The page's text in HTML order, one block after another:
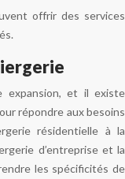
offrir des services
expansion, et il existe
répondre aux besoins
résidentielle à la
d’entreprise et la
les spécificités de